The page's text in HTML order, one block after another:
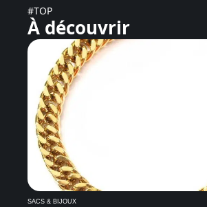
#TOP
À découvrir
SACS & BIJOUX